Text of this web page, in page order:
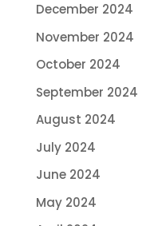
December 2024
November 2024
October 2024
September 2024
August 2024
July 2024
June 2024
May 2024